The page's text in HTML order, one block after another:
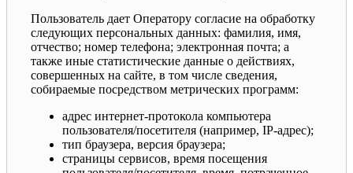
Пользователь дает Оператору согласие на обработку
следующих персональных данных: фамилия, имя,
отчество; номер телефона; электронная почта; а
также иные статистические данные о действиях,
совершенных на сайте, в том числе сведения,
собираемые посредством метрических программ:
адрес интернет-протокола компьютера
пользователя/посетителя (например, IP-адрес);
тип браузера, версия браузера;
страницы сервисов, время посещения